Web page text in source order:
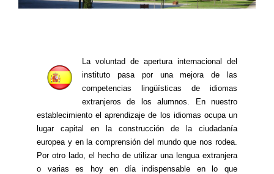
La voluntad de apertura internacional del
instituto pasa por una mejora de las
competencias lingüísticas de idiomas
extranjeros de los alumnos. En nuestro
establecimiento el aprendizaje de los idiomas ocupa un
lugar capital en la construcción de la ciudadanía
europea y en la comprensión del mundo que nos rodea.
Por otro lado, el hecho de utilizar una lengua extranjera
o varias es hoy en día indispensable en lo que